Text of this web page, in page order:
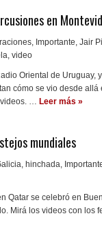
en
, Importante, Jair
, video
Oriental de Uruguay,
cómo se vio desde
videos. … Leer más »
mundiales
, hinchada,
Qatar se celebró en
Mirá los videos con los